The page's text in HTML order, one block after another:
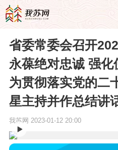
省委常委会召开
永葆绝对忠诚 强
为贯彻落实党的二
星主持并作总结讲
我苏网 2023-01-12 20:00